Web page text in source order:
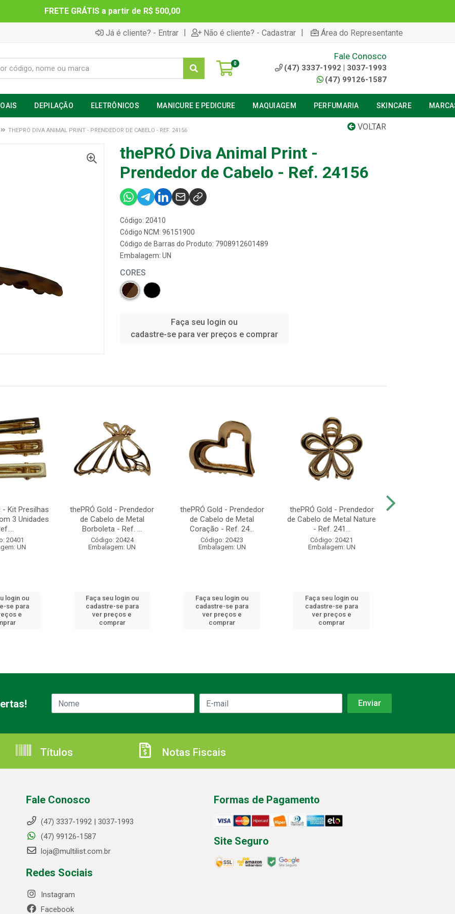
FRETE GRÁTIS a partir de R$ 500,00
Já é cliente? - Entrar | Não é cliente? - Cadastrar | Área do Representante
0
Fale Conosco
(47) 3337-1992 | 3037-1993
(47) 99126-1587
DEPILAÇÃO ELETRÔNICOS MANICURE E PEDICURE MAQUIAGEM PERFUMARIA SKINCARE
VOLTAR
THEPRÓ DIVA ANIMAL PRINT - PRENDEDOR DE CABELO - REF. 24156
thePRÓ Diva Animal Print -
Prendedor de Cabelo - Ref. 24156
Código: 20410
Código NCM: 96151900
Código de Barras do Produto: 7908912601489
Embalagem: UN
CORES
Faça seu login ou
cadastre-se para ver preços e comprar
- Kit Presilhas
3 Unidades
20401
UN
login ou
se para
e
thePRÓ Gold - Prendedor
de Cabelo de Metal
Borboleta - Ref. ...
Código: 20424
Embalagem: UN
Faça seu login ou
cadastre-se para
ver preços e
comprar
thePRÓ Gold - Prendedor
de Cabelo de Metal
Coração - Ref. 24...
Código: 20423
Embalagem: UN
Faça seu login ou
cadastre-se para
ver preços e
comprar
thePRÓ Gold - Prendedor
de Cabelo de Metal Nature
- Ref. 241...
Código: 20421
Embalagem: UN
Faça seu login ou
cadastre-se para
ver preços e
comprar
Títulos Notas Fiscais
Fale Conosco
(47) 3337-1992 | 3037-1993
(47) 99126-1587
loja@multilist.com.br
Redes Sociais
Instagram
Facebook
Formas de Pagamento
Site Seguro